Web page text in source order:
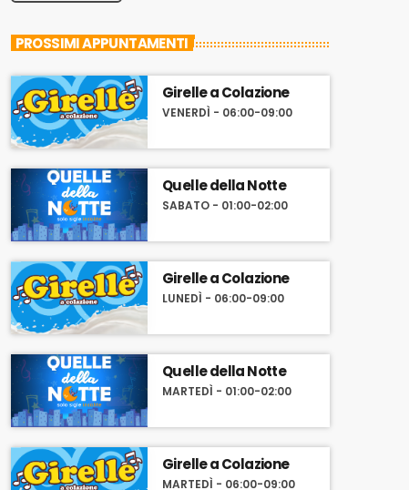
PROSSIMI APPUNTAMENTI
Girelle a Colazione
VENERDÌ - 06:00-09:00
Quelle della Notte
SABATO - 01:00-02:00
Girelle a Colazione
LUNEDÌ - 06:00-09:00
Quelle della Notte
MARTEDÌ - 01:00-02:00
Girelle a Colazione
MARTEDÌ - 06:00-09:00